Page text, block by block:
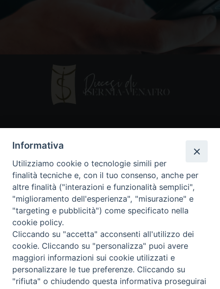
86170 Isernia
086550849
segreteria@diocesiiserniavenafro.it
I nostri social
Copyright © 2018 - Diocesi di Isernia-Venafro (C.F.
90008750946). Riproduzione solo con permesso.
Tutti i diritti sono riservati
Informativa
Utilizziamo cookie o tecnologie simili per
finalità tecniche e, con il tuo consenso, anche per
altre finalità ("interazioni e funzionalità semplici",
"miglioramento dell'esperienza", "misurazione" e
"targeting e pubblicità") come specificato nella
cookie policy.
Cliccando su "accetta" acconsenti all'utilizzo dei
cookie. Cliccando su "personalizza" puoi avere
maggiori informazioni sui cookie utilizzati e
personalizzare le tue preferenze. Cliccando su
"rifiuta" o chiudendo questa informativa proseguirai